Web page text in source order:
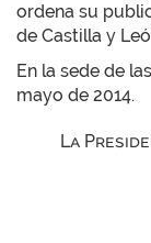
ordena su
de Castilla y
En la sede de
mayo de 2014.
La